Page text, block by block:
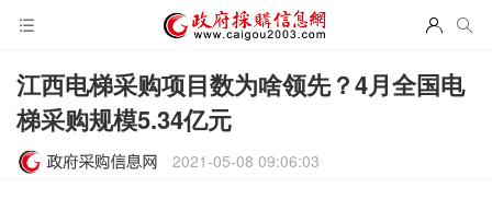
江西电梯采购项目数为啥领先？4月全国电
梯采购规模5.34亿元
2021-05-08 09:06:03